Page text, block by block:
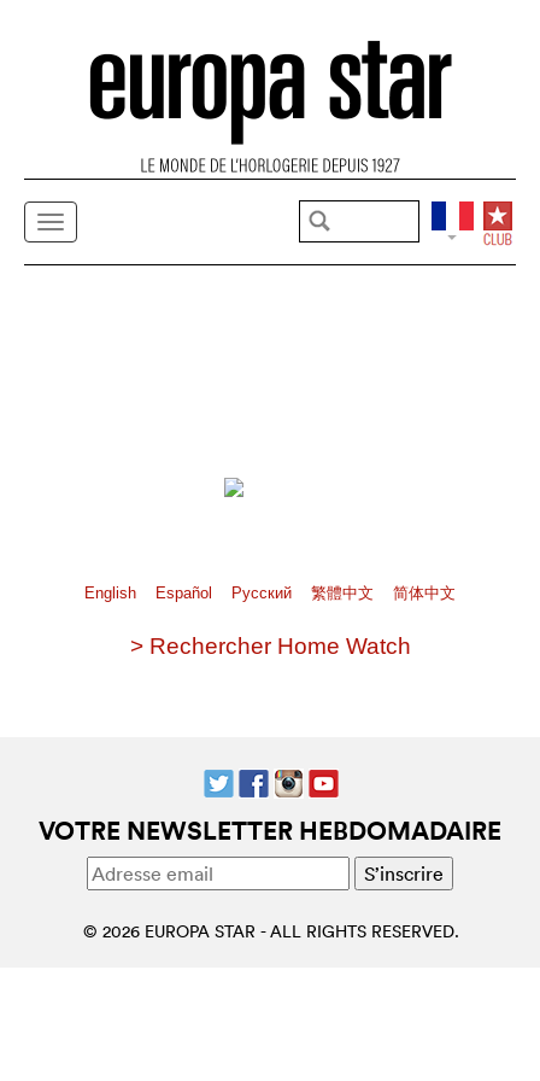
English Español Pусский 繁體中文 简体中文
> Rechercher Home Watch
VOTRE NEWSLETTER HEBDOMADAIRE
© 2026 EUROPA STAR - ALL RIGHTS RESERVED.